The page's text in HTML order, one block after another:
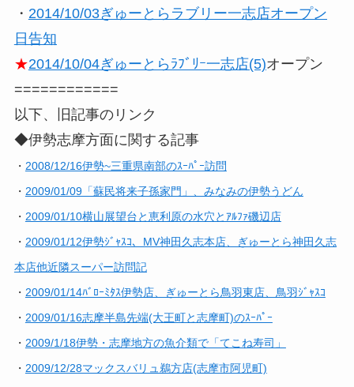
・ 2014/10/03ぎゅーとらラブリー一志店オープン
日告知
★2014/10/04ぎゅーとらﾗﾌﾞﾘｰ一志店(5)オープン
============
以下、旧記事のリンク
◆伊勢志摩方面に関する記事
・ 2008/12/16伊勢~三重県南部のｽｰﾊﾟｰ訪問
・ 2009/01/09「蘇民将来子孫家門」、みなみの伊勢うどん
・ 2009/01/10横山展望台と恵利原の水穴とｱﾙﾌｧ磯辺店
・ 2009/01/12伊勢ｼﾞｬｽｺ、MV神田久志本店、ぎゅーとら神田久志
本店他近隣スーパー訪問記
・ 2009/01/14ﾊﾞﾛｰﾐﾀｽ伊勢店、ぎゅーとら鳥羽東店、鳥羽ｼﾞｬｽｺ
・ 2009/01/16志摩半島先端(大王町と志摩町)のｽｰﾊﾟｰ
・ 2009/1/18伊勢・志摩地方の魚介類で「てこね寿司」
・ 2009/12/28マックスバリュ鵜方店(志摩市阿児町)